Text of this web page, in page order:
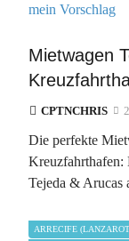
Mietwagen
CPTNCHRIS
Die perfekte
Kreuzfahrthafen:
Tejeda & Arucas
ARRECIFE